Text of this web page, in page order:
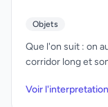
Objets
Que l'on suit : on
corridor long et
Voir l'interpretation